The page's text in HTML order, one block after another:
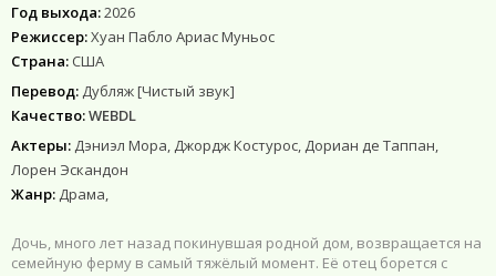
Год выхода:2026
Режиссер:Хуан Пабло Ариас Муньос
Страна: США
Перевод: Дубляж [Чистый звук]
Качество:WEBDL
Актеры: Дэниэл Мора, Джордж Костурос, Дориан де Таппан,
Лорен Эскандон
Жанр: Драма,
Дочь, много лет назад покинувшая родной дом, возвращается на
семейную ферму в самый тяжёлый момент. Её отец борется с